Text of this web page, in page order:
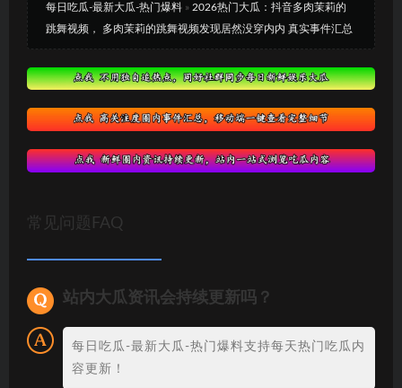
每日吃瓜-最新大瓜-热门爆料 » 2026热门大瓜：抖音多肉茉莉的
跳舞视频， 多肉茉莉的跳舞视频发现居然没穿内内 真实事件汇总
常见问题FAQ
站内大瓜资讯会持续更新吗？
每日吃瓜-最新大瓜-热门爆料支持每天热门吃瓜内
容更新！